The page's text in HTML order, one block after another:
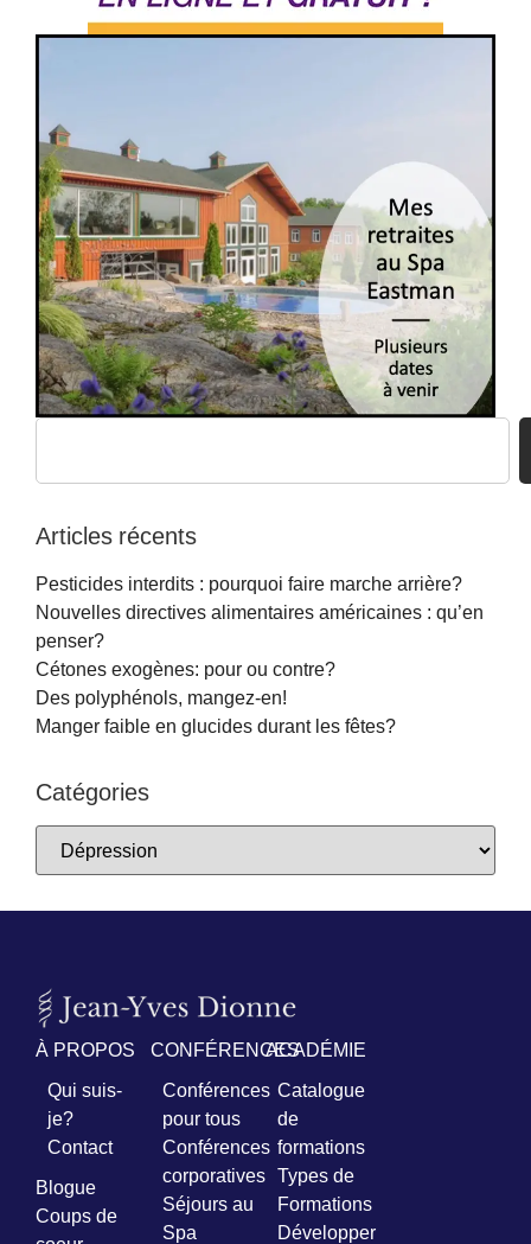
Articles récents
Pesticides interdits : pourquoi faire marche arrière?
Nouvelles directives alimentaires américaines : qu’en
penser?
Cétones exogènes: pour ou contre?
Des polyphénols, mangez-en!
Manger faible en glucides durant les fêtes?
Catégories
À PROPOS
Qui suis-
je?
Contact
Blogue
Coups de
CONFÉRENCES
Conférences
pour tous
Conférences
corporatives
Séjours au
Spa
ACADÉMIE
Catalogue
de
formations
Types de
Formations
Développer